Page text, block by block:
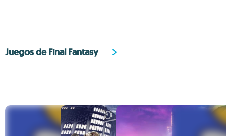
Juegos de Final Fantasy